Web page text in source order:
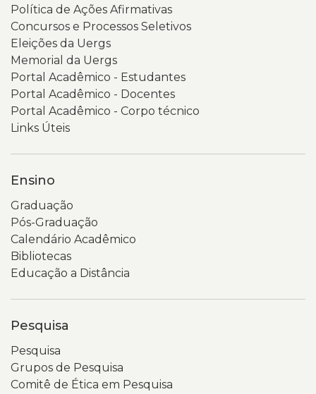
Política de Ações Afirmativas
Concursos e Processos Seletivos
Eleições da Uergs
Memorial da Uergs
Portal Acadêmico - Estudantes
Portal Acadêmico - Docentes
Portal Acadêmico - Corpo técnico
Links Úteis
Ensino
Graduação
Pós-Graduação
Calendário Acadêmico
Bibliotecas
Educação a Distância
Pesquisa
Pesquisa
Grupos de Pesquisa
Comitê de Ética em Pesquisa